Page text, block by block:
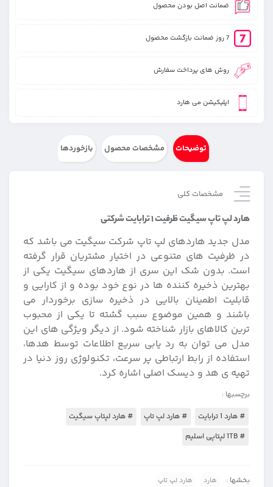
ضمانت اصل بودن محصول
7 روز ضمانت بازگشت محصول
روش های پرداخت سفارش
اپلیکیشن می هارد
توضیحات مشخصات محصول بازخوردها
مشخصات کلی
هارد لپ تاپ سیگیت ظرفیت ۱ ترابایت شرکتی
مدل جدید هاردهای لپ تاپ شرکت سیگیت می باشد که
در ظرفیت های متنوعی در اختیار مشتریان قرار گرفته
است. بدون شک این سری از هاردهای سیگیت یکی از
بهترین ذخیره کننده ها در نوع خود بوده و از کارایی و
قابلیت اطمینان بالایی در ذخیره سازی برخوردار می
باشند و همین موضوع سبب گشته تا یکی از محبوب
ترین کالاهای بازار شناخته شود. از دیگر ویژگی های این
مدل می توان به رد یابی سریع اطلاعات توسط هدها،
استفاده از رابط ارتباطی پر سرعت، تکنولوژی روز دنیا در
تهیه ی هد و دیسک اصلی اشاره کرد.
برچسبها :
# هارد 1 ترابایت # هارد لپ تاپ
# هارد لپتاپ سیگیت
# 1TB لپتاپی اسلیم
بخشها : هارد هارد لپ تاپ